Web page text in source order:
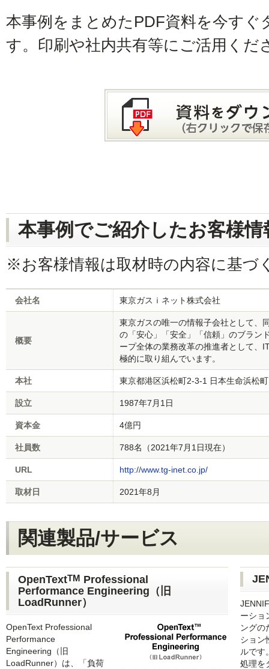
本事例をまとめたPDF資料を今す
す。印刷や社内共有等にご活用くだ
本事例でご紹介したお客様情
※お客様情報は取材時の内容に基づ
会社名 東京ガスｉネット株式会社
概要
東京ガスの唯一の情報子会社として、
の「安心」「安全」「信頼」のブラン
ープ全体の業務改革の推進者として、
極的に取り組んでいます。
本社 東京都港区浜松町2-3-1 日本生命浜松
設立 1987年7月1日
資本金 4億円
社員数 788名（2021年7月1日現在）
URL http://www.tg-inet.co.jp/
取材日 2021年8月
関連製品/サービス
OpenTextTM Professional
Performance Engineering（旧
LoadRunner）
OpenText Professional
Performance
Engineering（旧
LoadRunner）は、「負荷
ーショ
ングの
ション
ルです
処理を